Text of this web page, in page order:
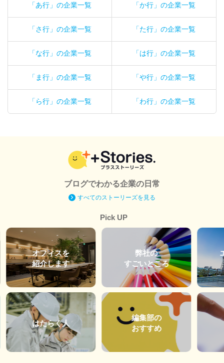
「あ行」の企業一覧 「か行」の企業一覧
「さ行」の企業一覧 「た行」の企業一覧
「な行」の企業一覧 「は行」の企業一覧
「ま行」の企業一覧 「や行」の企業一覧
「ら行」の企業一覧 「わ行」の企業一覧
ブログでわかる企業の日常
すべてのストーリーズを見る
Pick UP
オフィスを
紹介します
はたらく人
弊社の
すごいところ
編集部の
おすすめ